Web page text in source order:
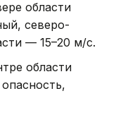
области
северо-
— 15–20 м/с.
области